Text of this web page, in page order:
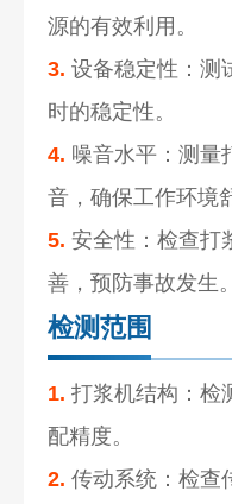
源的有效利用。
3. 设备稳定性：测
时的稳定性。
4. 噪音水平：测量
音，确保工作环境
5. 安全性：检查打
善，预防事故发生。
检测范围
1. 打浆机结构：检
配精度。
2. 传动系统：检查